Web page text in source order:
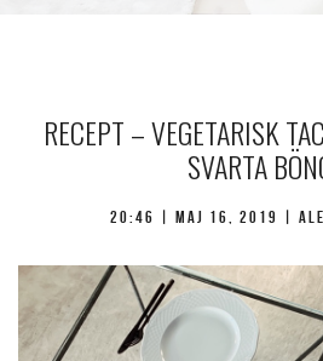
RECEPT – VEGETARISK
SVARTA
20:46 | maj 16, 2019 |